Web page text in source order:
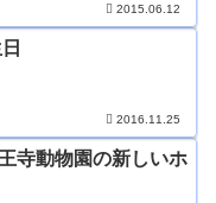
2015.06.12
2016.11.25
寺動物園の新しいホ